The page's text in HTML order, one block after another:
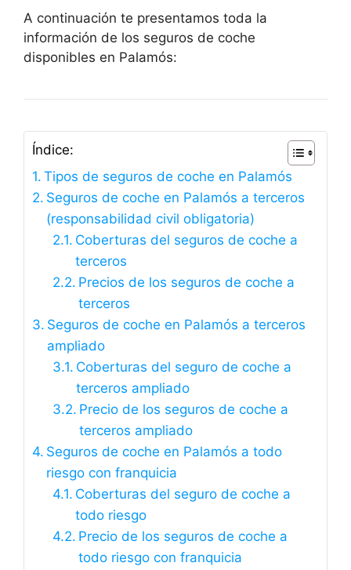
A continuación te presentamos toda la
información de los seguros de coche
disponibles en Palamós:
Índice:
Tipos de seguros de coche en Palamós
Seguros de coche en Palamós a terceros
(responsabilidad civil obligatoria)
Coberturas del seguros de coche a
terceros
Precios de los seguros de coche a
terceros
Seguros de coche en Palamós a terceros
ampliado
Coberturas del seguro de coche a
terceros ampliado
Precio de los seguros de coche a
terceros ampliado
Seguros de coche en Palamós a todo
riesgo con franquicia
Coberturas del seguro de coche a
todo riesgo
Precio de los seguros de coche a
todo riesgo con franquicia